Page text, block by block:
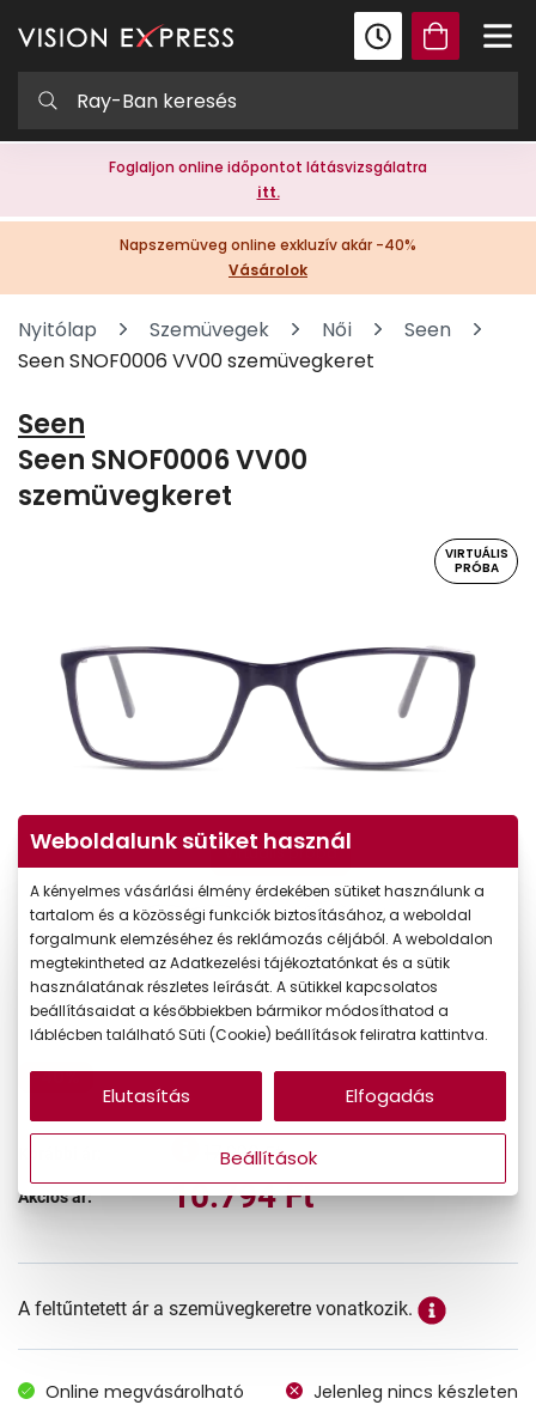
Foglaljon online időpontot látásvizsgálatra
itt.
Napszemüveg online exkluzív akár -40%
Vásárolok
Nyitólap Szemüvegek Női
Seen
Seen SNOF0006 VV00 szemüvegkeret
Seen
Seen SNOF0006 VV00
szemüvegkeret
VIRTUÁLIS
PRÓBA
Virtuális próba
-40%
17.990 Ft
Akciós ár: 10.794 Ft
A feltűntetett ár a szemüvegkeretre vonatkozik.
Online megvásárolható Jelenleg nincs készleten
Weboldalunk sütiket használ
A kényelmes vásárlási élmény érdekében sütiket használunk a
tartalom és a közösségi funkciók biztosításához, a weboldal
forgalmunk elemzéséhez és reklámozás céljából. A weboldalon
megtekintheted az Adatkezelési tájékoztatónkat és a sütik
használatának részletes leírását. A sütikkel kapcsolatos
beállításaidat a későbbiekben bármikor módosíthatod a
láblécben található Süti (Cookie) beállítások feliratra kattintva.
Beállítások
Elutasítás Elfogadás